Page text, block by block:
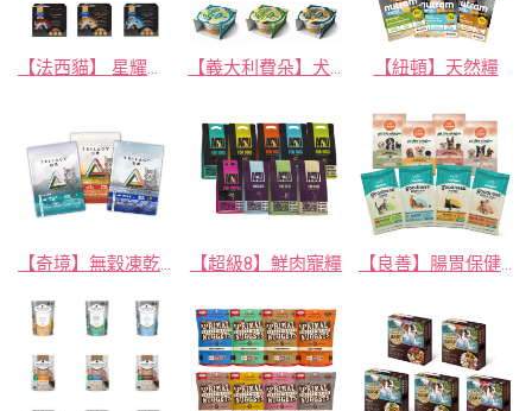
【法西貓】 星耀奢華 餐包 【義大利費朵】犬優格/冰淇淋 【紐頓】天然糧
【奇境】無穀凍乾貓糧 【超級8】鮮肉寵糧 【良善】腸胃保健配方5合1健康Plus